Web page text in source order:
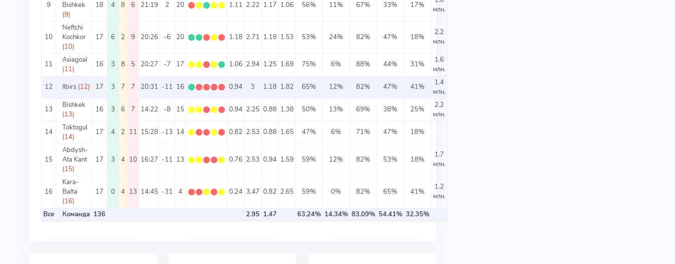
9
Bishkek
(9)
18 4 8 6 21:19 2 20 ⬤⬤⬤⬤⬤ 1.11 2.22 1.17 1.06 56% 11% 67% 33% 17%
млн.
10
Neftchi
Kochkor
(10)
17 6 2 9 20:26 -6 20 ⬤⬤⬤⬤⬤ 1.18 2.71 1.18 1.53 53% 24% 82% 47% 18%
2.2
млн.
11
Asiagoal
(11)
16 3 8 5 20:27 -7 17 ⬤⬤⬤⬤⬤ 1.06 2.94 1.25 1.69 75% 6% 88% 44% 31%
1.6
млн.
12
Ilbirs (12) 17 3 7 7 20:31 -11 16 ⬤⬤⬤⬤⬤ 0.94 3 1.18 1.82 65% 12% 82% 47% 41%
1.4
млн.
13
Bishkek
(13)
16 3 6 7 14:22 -8 15 ⬤⬤⬤⬤⬤ 0.94 2.25 0.88 1.38 50% 13% 69% 38% 25%
2.2
млн.
14
Toktogul
(14)
17 4 2 11 15:28 -13 14 ⬤⬤⬤⬤⬤ 0.82 2.53 0.88 1.65 47% 6% 71% 47% 18%
15
Abdysh-
Ata Kant
(15)
17 3 4 10 16:27 -11 13 ⬤⬤⬤⬤⬤ 0.76 2.53 0.94 1.59 59% 12% 82% 53% 18%
1.7
млн.
16
Kara-
Balta
(16)
17 0 4 13 14:45 -31 4 ⬤⬤⬤⬤⬤ 0.24 3.47 0.82 2.65 59% 0% 82% 65% 41%
1.2
млн.
Все
Команда 136 2.95 1.47 63.24% 14.34% 83.09% 54.41% 32.35%